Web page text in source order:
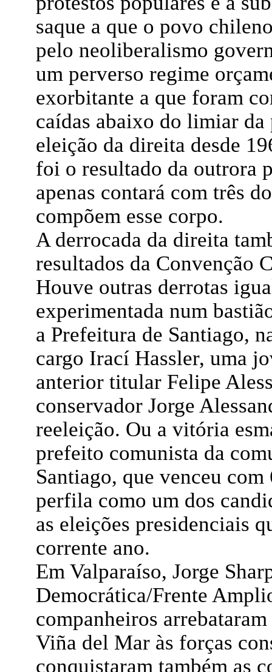
saque a que o povo
pelo neoliberalismo
um perverso regime
exorbitante a que foram
caídas abaixo do limiar
eleição da direita desde
foi o resultado da outrora
apenas contará com três
compõem esse corpo.
A derrocada da direita
resultados da Convenção
Houve outras derrotas
experimentada num
a Prefeitura de Santiago,
cargo Irací Hassler, uma
anterior titular Felipe
conservador Jorge
reeleição. Ou a vitória
prefeito comunista da
Santiago, que venceu
perfila como um dos
as eleições presidenciais
corrente ano.
Em Valparaíso, Jorge
Democrática/Frente
companheiros
Viña del Mar às forças
conquistaram também as